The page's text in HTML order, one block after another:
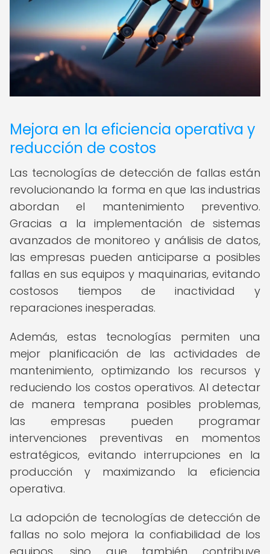
Mejora en la eficiencia operativa y
reducción de costos
Las tecnologías de detección de fallas están
revolucionando la forma en que las industrias
abordan el mantenimiento preventivo.
Gracias a la implementación de sistemas
avanzados de monitoreo y análisis de datos,
las empresas pueden anticiparse a posibles
fallas en sus equipos y maquinarias, evitando
costosos tiempos de inactividad y
reparaciones inesperadas.
Además, estas tecnologías permiten una
mejor planificación de las actividades de
mantenimiento, optimizando los recursos y
reduciendo los costos operativos. Al detectar
de manera temprana posibles problemas,
las empresas pueden programar
intervenciones preventivas en momentos
estratégicos, evitando interrupciones en la
producción y maximizando la eficiencia
operativa.
La adopción de tecnologías de detección de
fallas no solo mejora la confiabilidad de los